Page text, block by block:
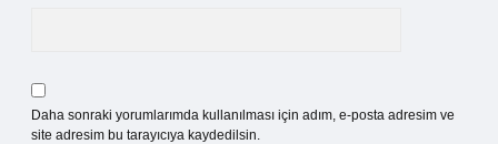
Daha sonraki yorumlarımda kullanılması için adım, e-posta adresim ve
site adresim bu tarayıcıya kaydedilsin.